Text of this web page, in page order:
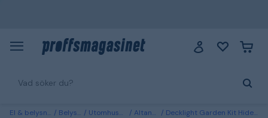
El & belysning Belysning Utomhusbelysning Altanarmaturer Decklight Garden Kit Hide-a-Lite Altanarmatur rostfritt stål, 3000 K